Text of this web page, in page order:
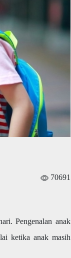
70691
Pengenalan anak
ketika anak masih